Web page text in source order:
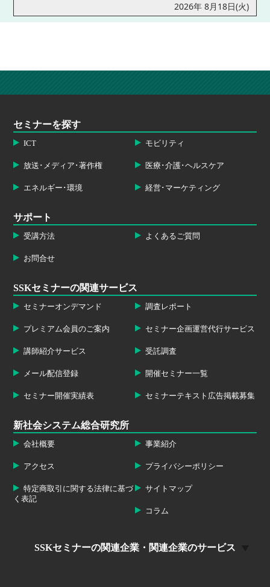
2026年 8月18日(火)
セミナーを探す
ICT モビリティ
放送･メディア･著作権 医療･介護･ヘルスケア
エネルギー･環境 経営･マーケティング
サポート
受講方法 よくあるご質問
お問合せ
SSKセミナーの関連サービス
セミナーオンデマンド 調査レポート
プレミアム会員のご案内 セミナー企画運営代行サービス
講師紹介サービス 受託調査
メール配信登録 開催セミナー一覧
セミナー開催実績表 セミナーテキスト広告掲載募集
新社会システム総合研究所
会社概要 事業紹介
アクセス プライバシーポリシー
特定商取引に関する法律に基づ
く表記
サイトマップ
コラム
SSKセミナーの関連企業・関連企業のサービス